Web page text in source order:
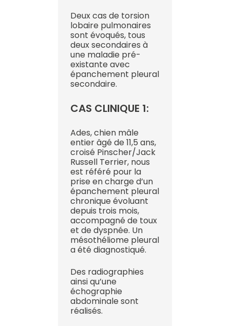
Deux cas de torsion
lobaire pulmonaires
sont évoqués, tous
deux secondaires à
une maladie pré-
existante avec
épanchement pleural
secondaire.
CAS CLINIQUE 1:
Ades, chien mâle
entier âgé de 11,5 ans,
croisé Pinscher/Jack
Russell Terrier, nous
est référé pour la
prise en charge d’un
épanchement pleural
chronique évoluant
depuis trois mois,
accompagné de toux
et de dyspnée. Un
mésothéliome pleural
a été diagnostiqué.
Des radiographies
ainsi qu’une
échographie
abdominale sont
réalisés.